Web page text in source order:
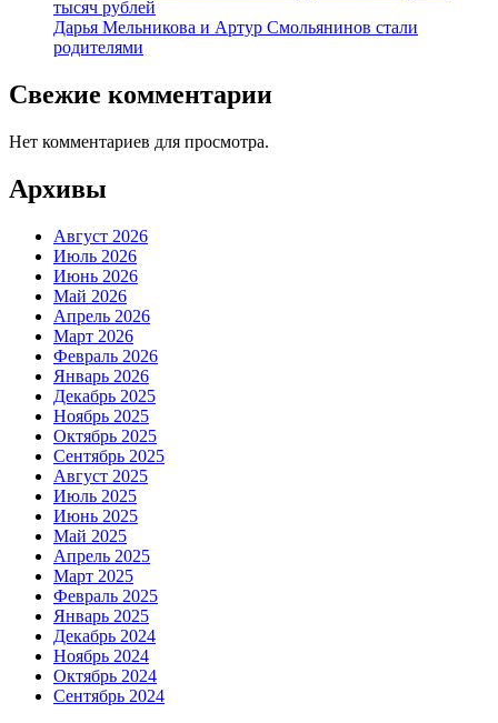
тысяч рублей
Дарья Мельникова и Артур Смольянинов стали
родителями
Свежие комментарии
Нет комментариев для просмотра.
Архивы
Август 2026
Июль 2026
Июнь 2026
Май 2026
Апрель 2026
Март 2026
Февраль 2026
Январь 2026
Декабрь 2025
Ноябрь 2025
Октябрь 2025
Сентябрь 2025
Август 2025
Июль 2025
Июнь 2025
Май 2025
Апрель 2025
Март 2025
Февраль 2025
Январь 2025
Декабрь 2024
Ноябрь 2024
Октябрь 2024
Сентябрь 2024